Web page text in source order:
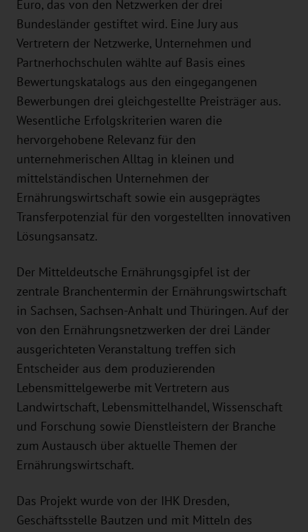
Euro, das von den Netzwerken der drei
Bundesländer gestiftet wird. Eine Jury aus
Vertretern der Netzwerke, Unternehmen und
Partnerhochschulen wählte auf Basis eines
Bewertungskatalogs aus den eingegangenen
Bewerbungen drei gleichgestellte Preisträger aus.
Wesentliche Erfolgskriterien waren die
hervorgehobene Relevanz für den
unternehmerischen Alltag in kleinen und
mittelständischen Unternehmen der
Ernährungswirtschaft sowie ein ausgeprägtes
Transferpotenzial für den vorgestellten innovativen
Lösungsansatz.
Der Mitteldeutsche Ernährungsgipfel ist der
zentrale Branchentermin der Ernährungswirtschaft
in Sachsen, Sachsen-Anhalt und Thüringen. Auf der
von den Ernährungsnetzwerken der drei Länder
ausgerichteten Veranstaltung treffen sich
Entscheider aus dem produzierenden
Lebensmittelgewerbe mit Vertretern aus
Landwirtschaft, Lebensmittelhandel, Wissenschaft
und Forschung sowie Dienstleistern der Branche
zum Austausch über aktuelle Themen der
Ernährungswirtschaft.
Das Projekt wurde von der IHK Dresden,
Geschäftsstelle Bautzen und mit Mitteln des